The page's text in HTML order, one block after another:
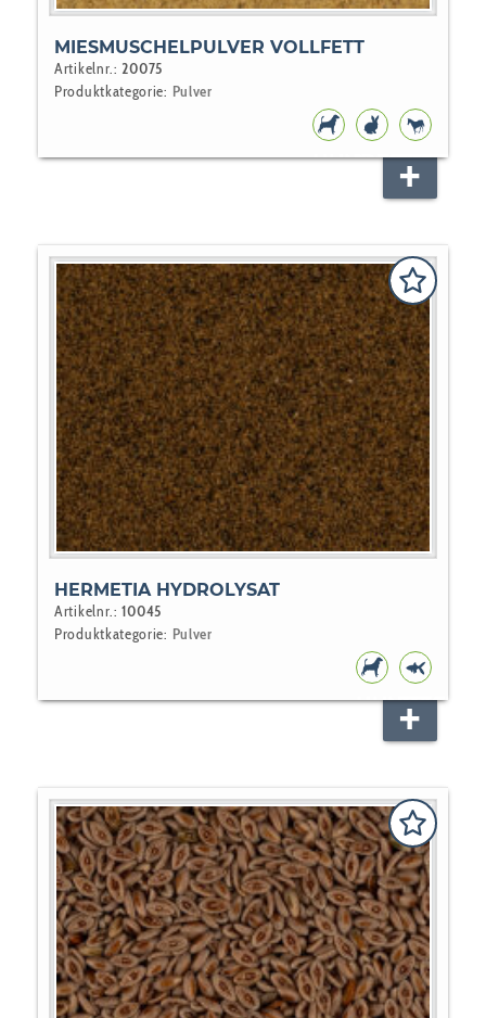
MIESMUSCHELPULVER VOLLFETT
Artikelnr.: 20075
Produktkategorie: Pulver
HUNDEFUTTER
NAGERPFERD
HERMETIA HYDROLYSAT
Artikelnr.:10045
Produktkategorie: Pulver